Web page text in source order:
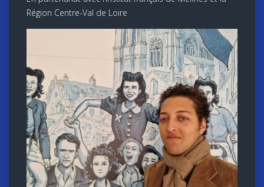
Région Centre-Val de Loire